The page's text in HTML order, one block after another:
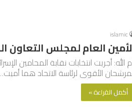
islamic
العام لمجلس التعاون
الله: أجريت انتخابات نقابة المحامين
الأقوى لرئاسة الاتحاد هما
أكمل القراءة »